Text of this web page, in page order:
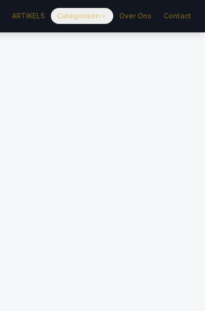
ARTIKELS Categorieën Over Ons Contact